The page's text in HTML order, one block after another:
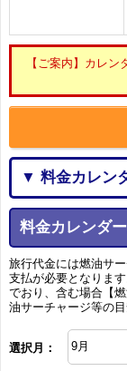
【ご案内】カレ
▼ 料金カレン
料金カレンダ
旅行代金には燃油サ
支払が必要となりま
でおり、含む場合【
油サーチャージ等の
選択月：